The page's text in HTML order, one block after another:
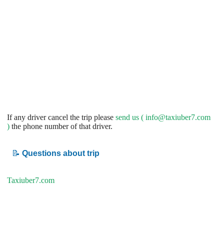
If any driver cancel the trip please send us ( info@taxiuber7.com
) the phone number of that driver.
📝 Questions about trip
Taxiuber7.com